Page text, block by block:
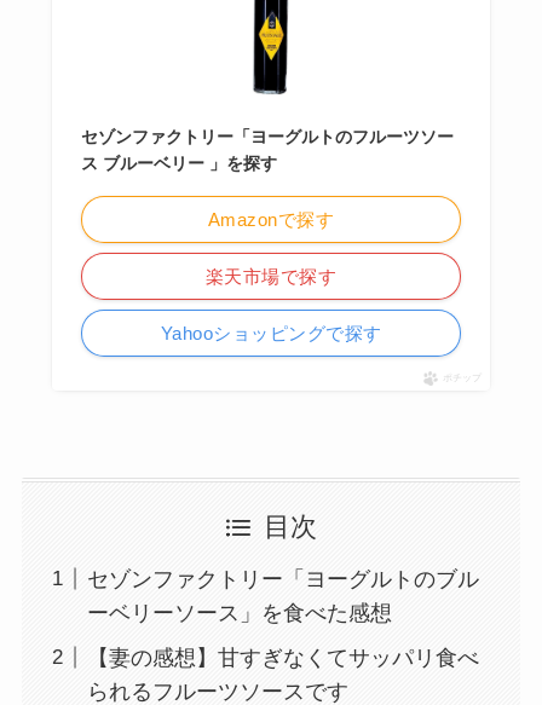
セゾンファクトリー「ヨーグルトのフルーツソー
ス ブルーベリー 」を探す
Amazonで探す
楽天市場で探す
Yahooショッピングで探す
ポチップ
目次
セゾンファクトリー「ヨーグルトのブル
ーベリーソース」を食べた感想
【妻の感想】甘すぎなくてサッパリ食べ
られるフルーツソースです